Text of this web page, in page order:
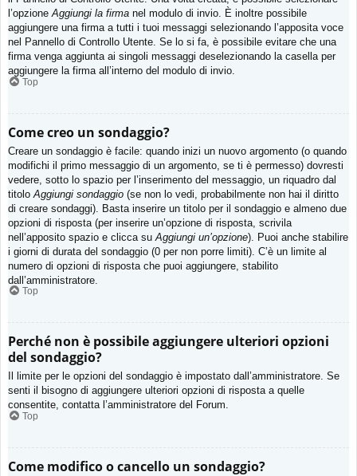
l’opzioneAggiungi la firma nel modulo di invio. È inoltre possibile
aggiungere una firma a tutti i tuoi messaggi selezionando l’apposita voce
nel Pannello di Controllo Utente. Se lo si fa, è possibile evitare che una
firma venga aggiunta ai singoli messaggi deselezionando la casella per
aggiungere la firma all’interno del modulo di invio.
Top
Come creo un sondaggio?
Creare un sondaggio è facile: quando inizi un nuovo argomento (o quando
modifichi il primo messaggio di un argomento, se ti è permesso) dovresti
vedere, sotto lo spazio per l’inserimento del messaggio, un riquadro dal
titolo Aggiungi sondaggio (se non lo vedi, probabilmente non hai il diritto
di creare sondaggi). Basta inserire un titolo per il sondaggio e almeno due
opzioni di risposta (per inserire un’opzione di risposta, scrivila
nell’apposito spazio e clicca su Aggiungi un’opzione). Puoi anche stabilire
i giorni di durata del sondaggio (0 per non porre limiti). C’è un limite al
numero di opzioni di risposta che puoi aggiungere, stabilito
dall’amministratore.
Top
Perché non è possibile aggiungere ulteriori opzioni
del sondaggio?
Il limite per le opzioni del sondaggio è impostato dall’amministratore. Se
senti il bisogno di aggiungere ulteriori opzioni di risposta a quelle
consentite, contatta l’amministratore del Forum.
Top
Come modifico o cancello un sondaggio?